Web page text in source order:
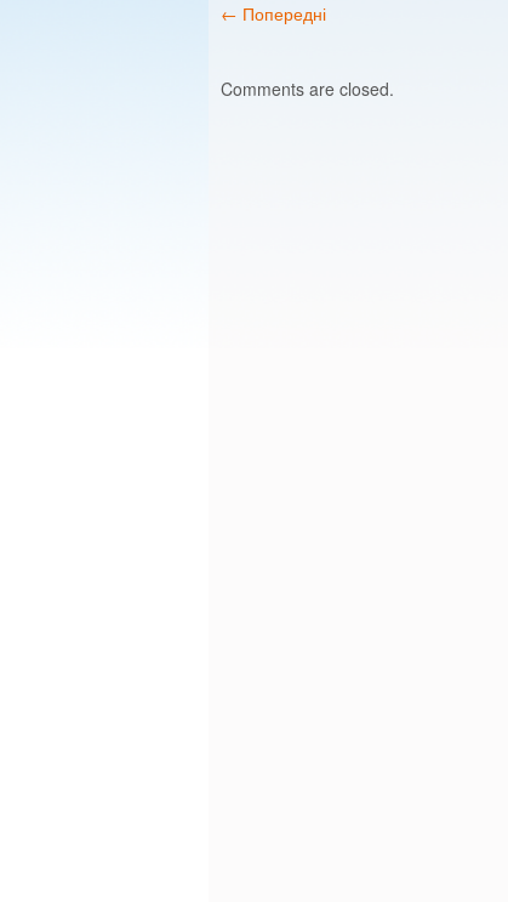
← Попередні
Comments are closed.